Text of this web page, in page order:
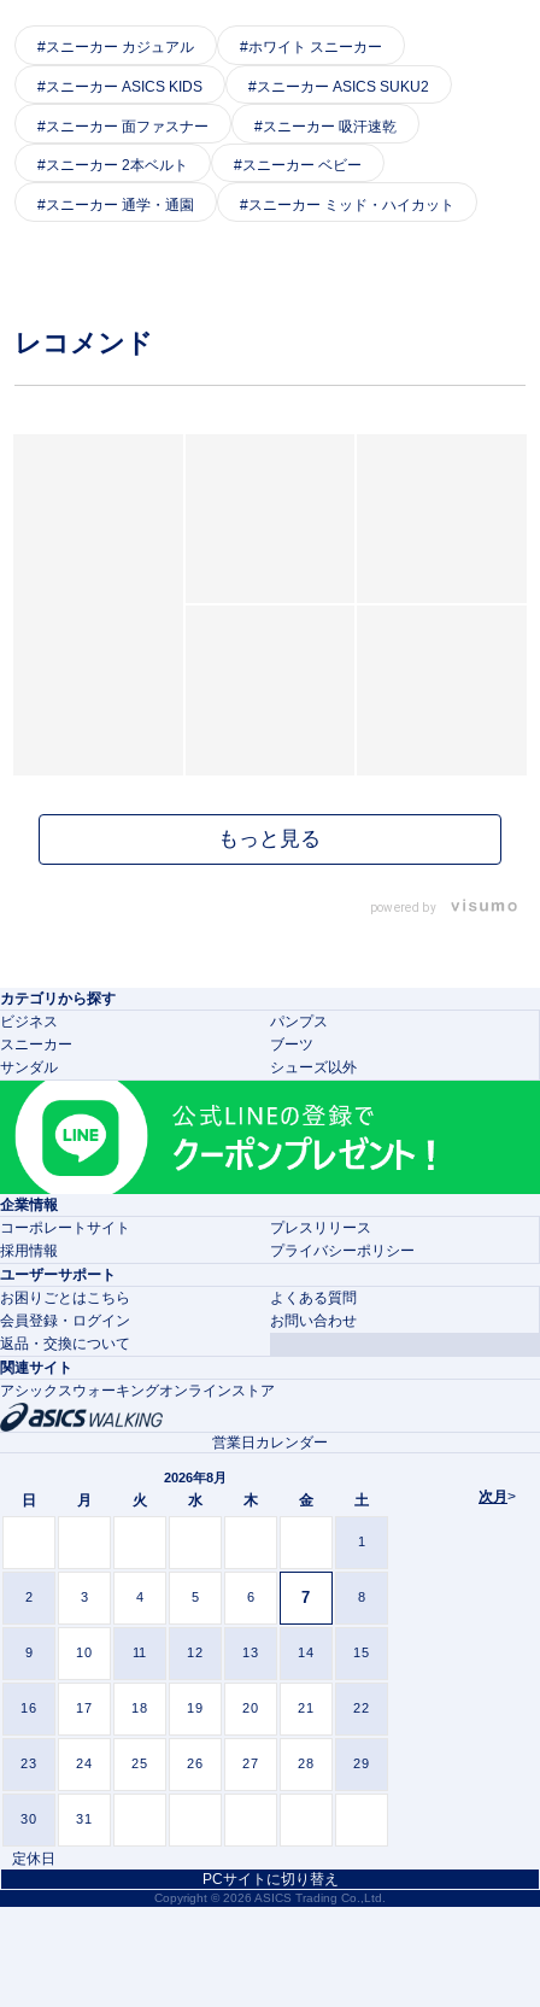
スニーカー カジュアル ホワイト スニーカー
スニーカー ASICS KIDS スニーカー ASICS SUKU2
スニーカー 面ファスナー スニーカー 吸汗速乾
スニーカー 2本ベルト スニーカー ベビー
スニーカー 通学・通園 スニーカー ミッド・ハイカット
レコメンド
powered by
カテゴリから探す
ビジネス
パンプス
スニーカー
ブーツ
サンダル
シューズ以外
企業情報
コーポレートサイト
プレスリリース
採用情報
プライバシーポリシー
ユーザーサポート
お困りごとはこちら
よくある質問
会員登録・ログイン
お問い合わせ
返品・交換について
関連サイト
アシックスウォーキングオンラインストア
次月 >
営業日カレンダー
2026年8月
日 月 火 水 木 金 土
1
2 3 4 5 6 7 8
9 10 11 12 13 14 15
16 17 18 19 20 21 22
23 24 25 26 27 28 29
30 31
定休日
PCサイトに切り替え
Copyright © 2026 ASICS Trading Co.,Ltd.